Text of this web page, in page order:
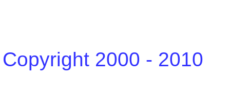
Copyright 2000 - 2010